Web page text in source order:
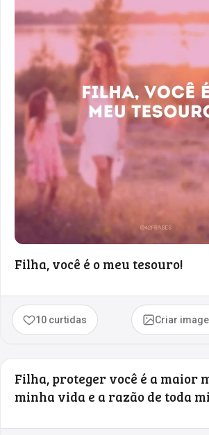
Filha, você é o meu tesouro!
10 curtidas Criar
Filha, proteger você é a maior
minha vida e a razão de toda